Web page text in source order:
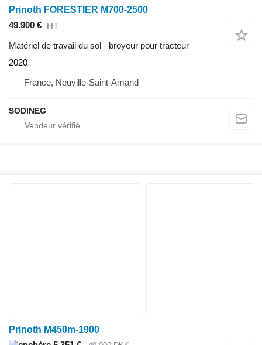
Prinoth FORESTIER M700-2500
49.900 € HT
Matériel de travail du sol - broyeur pour tracteur
2020
France, Neuville-Saint-Amand
SODINEG
Prinoth M450m-1900